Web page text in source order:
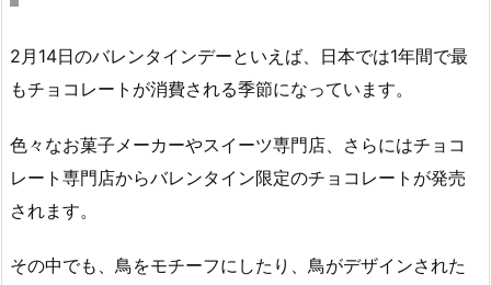
2月14日のバレンタインデーといえば、日本では1年間で最
もチョコレートが消費される季節になっています。
色々なお菓子メーカーやスイーツ専門店、さらにはチョコ
レート専門店からバレンタイン限定のチョコレートが発売
されます。
その中でも、鳥をモチーフにしたり、鳥がデザインされた